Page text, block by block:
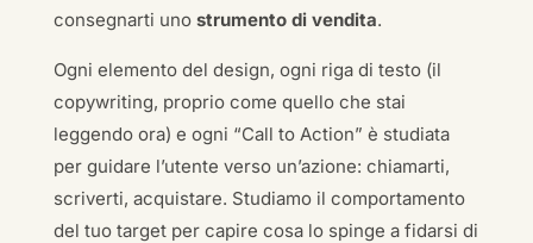
consegnarti uno strumento di vendita.
Ogni elemento del design, ogni riga di testo (il
copywriting, proprio come quello che stai
leggendo ora) e ogni “Call to Action” è studiata
per guidare l’utente verso un’azione: chiamarti,
scriverti, acquistare. Studiamo il comportamento
del tuo target per capire cosa lo spinge a fidarsi di